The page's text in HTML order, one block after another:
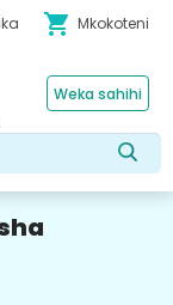
shopping_cart Mkokoteni
Weka sahihi